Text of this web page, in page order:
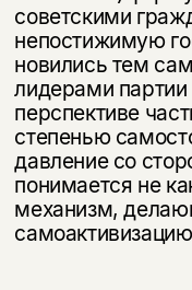
советскими
непостижимую
новились тем
лидерами партии
перспективе
степенью
давление со
понимается не
механизм,